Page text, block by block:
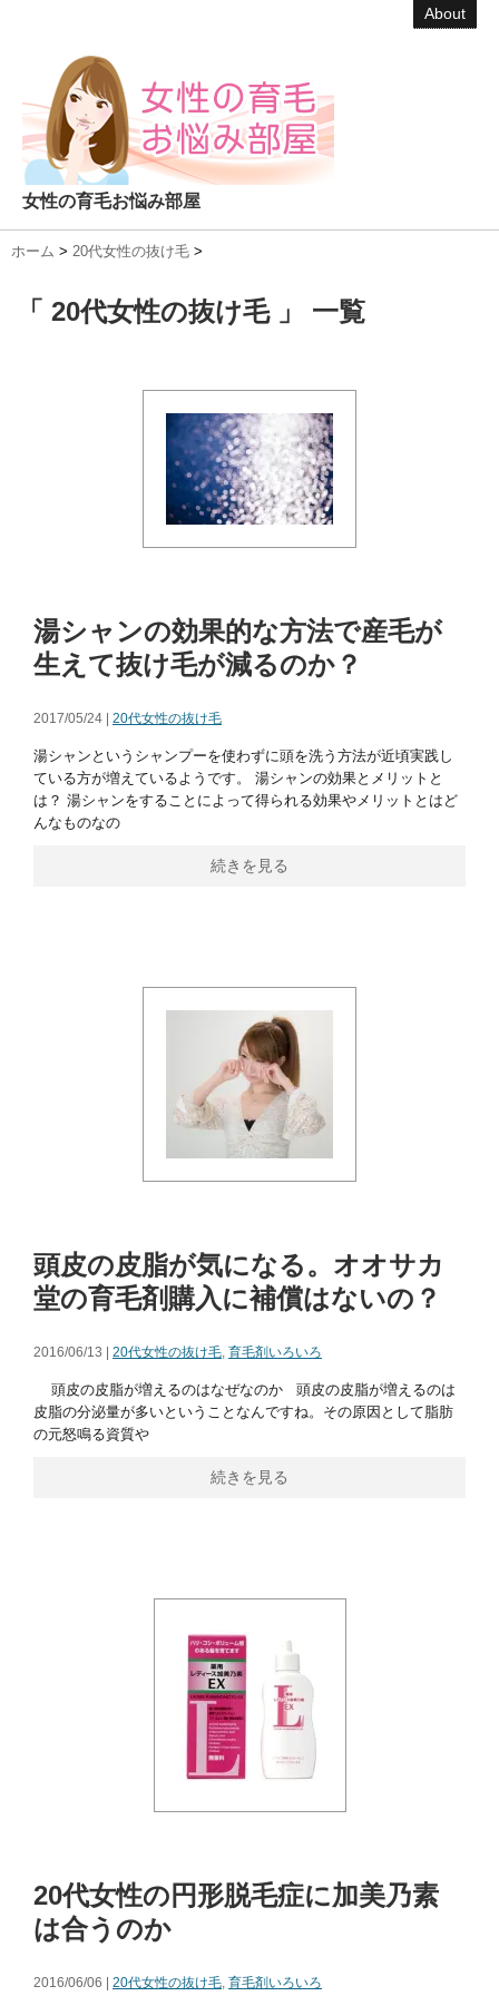
About
女性の育毛お悩み部屋
ホーム > 20代女性の抜け毛 >
「 20代女性の抜け毛 」 一覧
湯シャンの効果的な方法で産毛が
生えて抜け毛が減るのか？
2017/05/24 | 20代女性の抜け毛
湯シャンというシャンプーを使わずに頭を洗う方法が近頃実践し
ている方が増えているようです。 湯シャンの効果とメリットと
は？ 湯シャンをすることによって得られる効果やメリットとはど
んなものなの
続きを見る
頭皮の皮脂が気になる。オオサカ
堂の育毛剤購入に補償はないの？
2016/06/13 | 20代女性の抜け毛, 育毛剤いろいろ
頭皮の皮脂が増えるのはなぜなのか 頭皮の皮脂が増えるのは
皮脂の分泌量が多いということなんですね。その原因として脂肪
の元怒鳴る資質や
続きを見る
20代女性の円形脱毛症に加美乃素
は合うのか
2016/06/06 | 20代女性の抜け毛, 育毛剤いろいろ